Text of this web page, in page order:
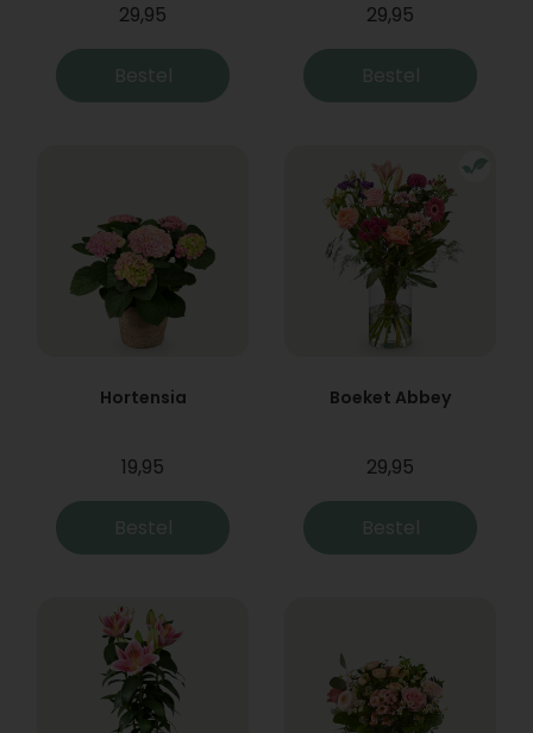
29,95
Bestel
29,95
Bestel
Hortensia
19,95
Bestel
Boeket Abbey
29,95
Bestel